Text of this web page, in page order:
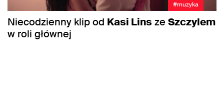
#muzyka
Niecodzienny klip od Kasi Lins ze Szczylem
w roli głównej